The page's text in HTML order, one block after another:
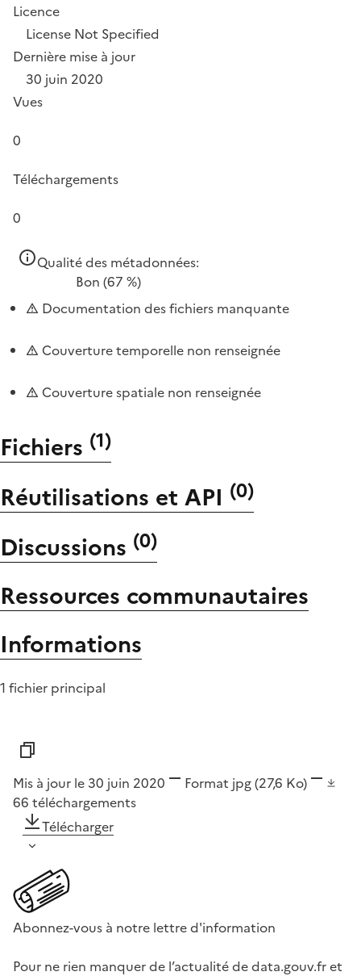
Licence
License Not Specified
Dernière mise à jour
30 juin 2020
Vues
0
Téléchargements
0
Qualité des métadonnées:
Bon (67 %)
Documentation des fichiers manquante
Couverture temporelle non renseignée
Couverture spatiale non renseignée
Fichiers (1)
Réutilisations et API (0)
Discussions (0)
Ressources communautaires
Informations
1 fichier principal
Mis à jour le 30 juin 2020 Format jpg(27,6 Ko)
66 téléchargements
Télécharger
Abonnez-vous à notre lettre d'information
Pour ne rien manquer de l’actualité de data.gouv.fr et